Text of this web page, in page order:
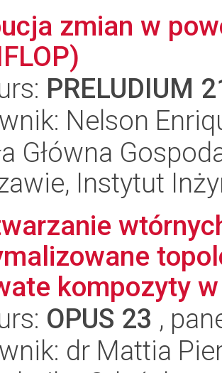
zmian w
PRELUDIUM
Nelson
Główna
Instytut
kompozyty
OPUS 23 ,
dr Mattia